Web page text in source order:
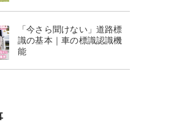
「今さら聞けない」道路標
識の基本｜車の標識認識機
能